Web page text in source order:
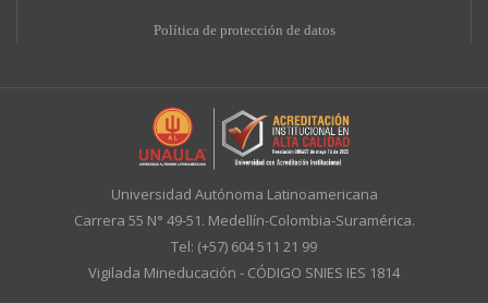
Política de protección de datos
Universidad Autónoma Latinoamericana
Carrera 55 N° 49-51. Medellín-Colombia-Suramérica.
Tel: (+57) 604 511 21 99
Vigilada Mineducación - CÓDIGO SNIES IES 1814